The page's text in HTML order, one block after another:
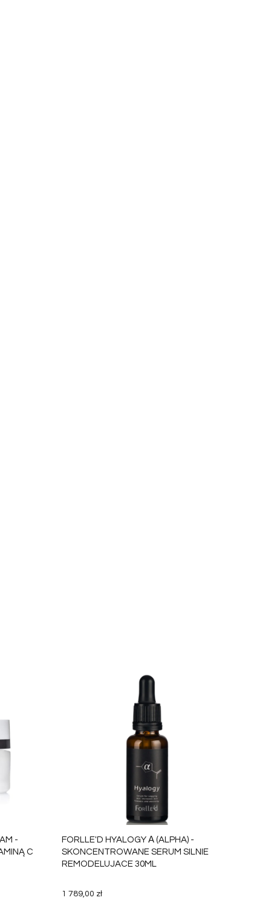
-
C
FORLLE'D HYALOGY Α (ALPHA) -
SKONCENTROWANE SERUM SILNIE
REMODELUJACE 30ML
1 789,00 zł